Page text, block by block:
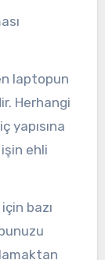
laptopun
Herhangi
yapısına
ehli
bazı